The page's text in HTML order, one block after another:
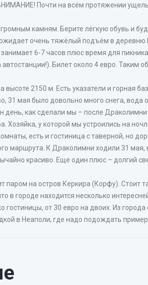
Почти на всём протяжении
камням. Берите лёгкую обувь и
очень тяжёлый подъём в деревню
6-7 часов плюс время для
Билет около 4 евро. Таким
2150 м. Есть указатели и горная
31 мая было довольно много снега, вода
день, как сделали мы – после
у которой мы устроились на
есть и гостиница с таверной, но
маршрута. К Драколимни ходили 31 мая,
красиво. Еще один плюс – долгий
на остров Керкира (Корфу). Стоит
в городе находится несколько
гостиницы, от 30 евро на двоих. Из
в Неаполи, где надо подождать